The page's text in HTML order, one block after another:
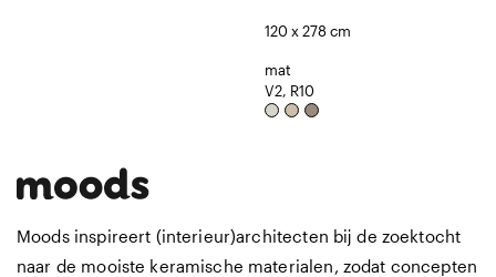
120 x 278 cm
mat
V2, R10
Moods inspireert (interieur)architecten bij de zoektocht
naar de mooiste keramische materialen, zodat concepten